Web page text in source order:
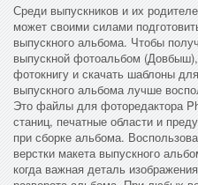
Среди выпускников и их
может своими силами
выпускного альбома. Чтобы
выпускной фотоальбом
фотокнигу и скачать шаблоны
выпускного альбома лучше
Это файлы для фоторедактора
станиц, печатные области и
при сборке альбома.
верстки макета выпускного
когда важная деталь